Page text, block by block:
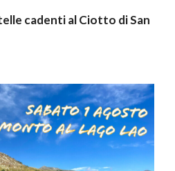
cadenti al Ciotto di San